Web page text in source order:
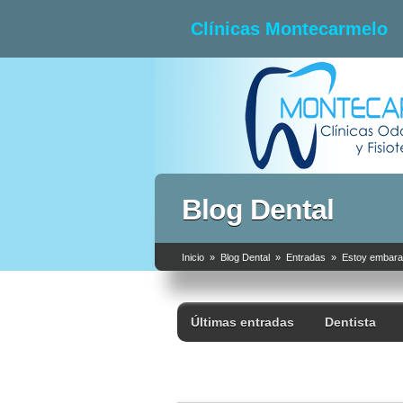
Clínicas Montecarmelo
Clínicas
Dentista y Fisioterapia
Blog Dental
Inicio » Blog Dental » Entradas » Estoy
Últimas entradas Dentista